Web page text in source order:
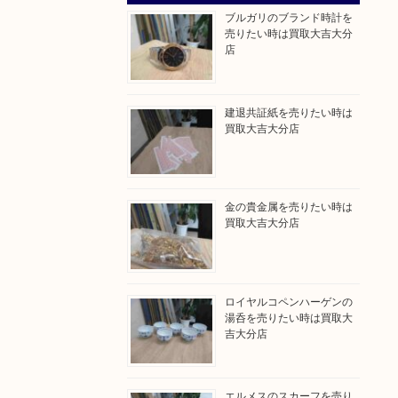
ブルガリのブランド時計を
売りたい時は買取大吉大分
店
建退共証紙を売りたい時は
買取大吉大分店
金の貴金属を売りたい時は
買取大吉大分店
ロイヤルコペンハーゲンの
湯呑を売りたい時は買取大
吉大分店